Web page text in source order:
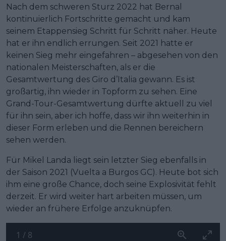
Nach dem schweren Sturz 2022 hat Bernal
kontinuierlich Fortschritte gemacht und kam
seinem Etappensieg Schritt für Schritt näher. Heute
hat er ihn endlich errungen. Seit 2021 hatte er
keinen Sieg mehr eingefahren – abgesehen von den
nationalen Meisterschaften, als er die
Gesamtwertung des Giro d’Italia gewann. Es ist
großartig, ihn wieder in Topform zu sehen. Eine
Grand-Tour-Gesamtwertung dürfte aktuell zu viel
für ihn sein, aber ich hoffe, dass wir ihn weiterhin in
dieser Form erleben und die Rennen bereichern
sehen werden.
Für Mikel Landa liegt sein letzter Sieg ebenfalls in
der Saison 2021 (Vuelta a Burgos GC). Heute bot sich
ihm eine große Chance, doch seine Explosivität fehlt
derzeit. Er wird weiter hart arbeiten müssen, um
wieder an frühere Erfolge anzuknüpfen.
1 / 8